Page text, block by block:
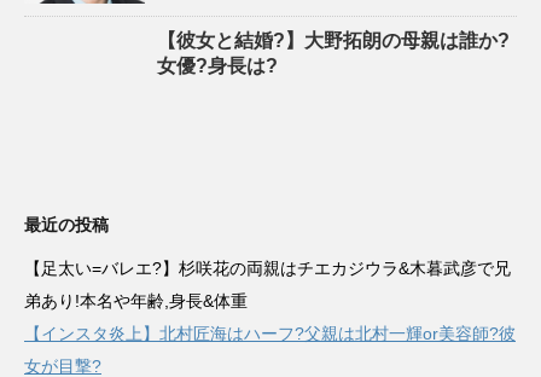
【彼女と結婚?】大野拓朗の母親は誰か?
女優?身長は?
最近の投稿
【足太い=バレエ?】杉咲花の両親はチエカジウラ&木暮武彦で兄
弟あり!本名や年齢,身長&体重
【インスタ炎上】北村匠海はハーフ?父親は北村一輝or美容師?彼
女が目撃?